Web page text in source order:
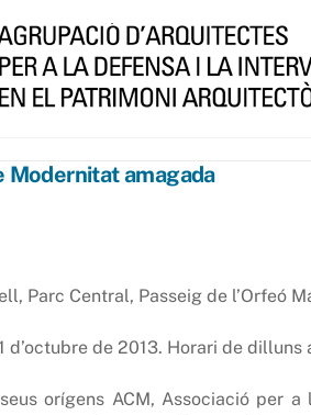
Modernitat amagada
Parc Central, Passeig de l’Orfeó
d’octubre de 2013. Horari de
orígens ACM, Associació per